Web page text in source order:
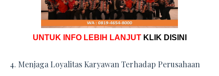
UNTUK INFO LEBIH LANJUT KLIK DISINI
4. Menjaga Loyalitas Karyawan Terhadap Perusahaan